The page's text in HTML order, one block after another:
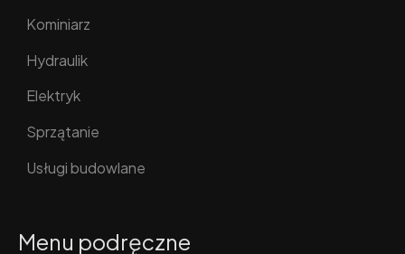
Kominiarz
Hydraulik
Elektryk
Sprzątanie
Usługi budowlane
Menu podręczne